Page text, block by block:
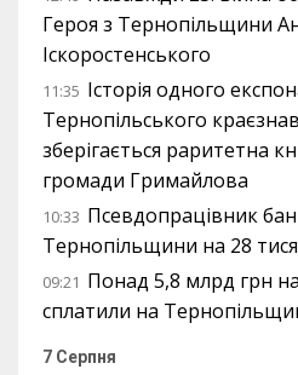
Героя з Тернопільщини
Іскоростенського
11:35 Історія одного
Тернопільського
зберігається раритетна
громади Гримайлова
10:33 Псевдопрацівник
Тернопільщини на 28
09:21 Понад 5,8 млрд грн на
сплатили на
7 Серпня